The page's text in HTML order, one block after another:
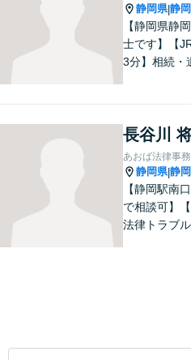
静岡県|静
【静岡県静
士です】【
3分】相続・
整理など企
幅広く取り
どうぞお気
い。
長谷川
あおば法律事
静岡県|静
【静岡駅南
で相談可】
法律トラブ